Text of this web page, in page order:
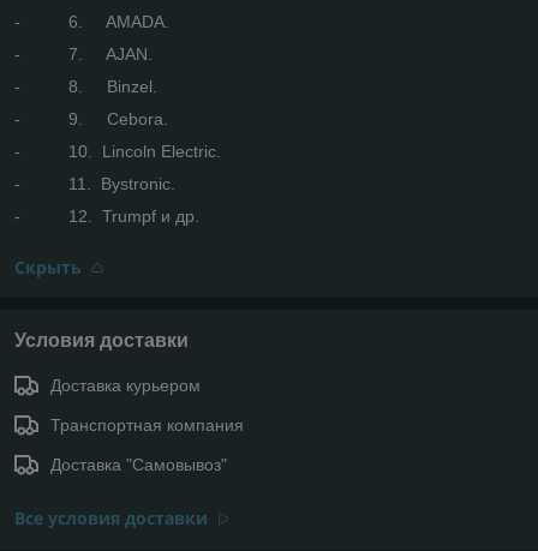
- 6. AMADA.
- 7. AJAN.
- 8. Binzel.
- 9. Cebora.
- 10. Lincoln Electric.
- 11. Bystronic.
- 12. Trumpf и др.
Скрыть
Условия доставки
Доставка курьером
Транспортная компания
Доставка "Самовывоз"
Все условия доставки